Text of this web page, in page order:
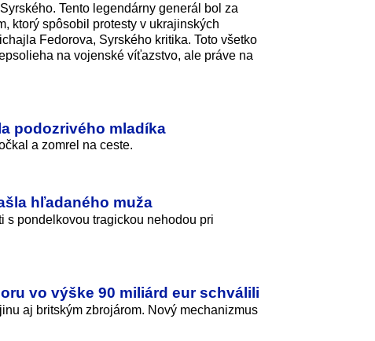
Tento legendárny generál bol za
ktorý spôsobil protesty v ukrajinských
Fedorova, Syrského kritika. Toto všetko
na vojenské víťazstvo, ale práve na
podozrivého mladíka
a zomrel na ceste.
hľadaného muža
s pondelkovou tragickou nehodou pri
vo výške 90 miliárd eur schválili
aj britským zbrojárom. Nový mechanizmus